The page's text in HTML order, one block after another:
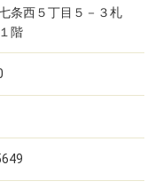
条西５丁目５－３札
階